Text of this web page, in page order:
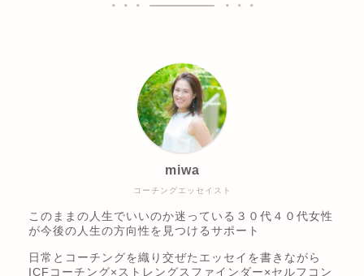
コーチングエッセイスト
miwa
このままの人生でいいのか迷っている３０代４０代女性
が今後の人生の方向性を見つけるサポート
日常とコーチングを織り交ぜたエッセイを書きながら
ICFコーチング×ストレングスファインダー×セルフコン